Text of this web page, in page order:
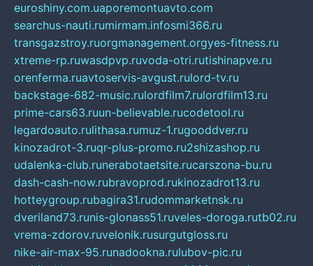
euroshiny.com.uaporemontuavto.com
searchus-nauti.rumirmam.infosmi366.ru
transgazstroy.ruorgmanagement.orgyes-fitness.ru
xtreme-rp.ruwasdpvp.ruvoda-otri.rutishinapve.ru
orenferma.ruavtoservis-avgust.rulord-tv.ru
backstage-682-music.rulordfilm7.rulordfilm13.ru
prime-cars63.ruun-believable.rucodetool.ru
legardoauto.rulithasa.rumuz-1.rugooddver.ru
kinozadrot-3.ruqr-plus-promo.ru2shizashop.ru
udalenka-club.runerabotaetsite.rucarszona-bu.ru
dash-cash-now.rubravoprod.rukinozadrot13.ru
hotteygroup.rubagira31.rudommarketnsk.ru
dveriland73.runis-glonass51.ruveles-doroga.rutb02.ru
vrema-zdorov.ruvelonik.rusurgutgloss.ru
nike-air-max-95.runadookna.rulubov-pic.ru